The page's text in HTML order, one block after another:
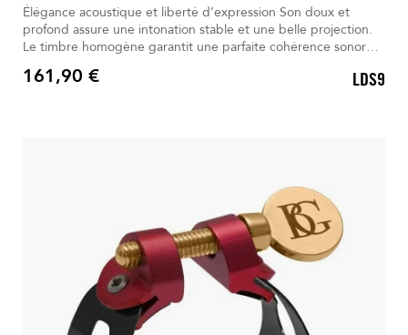
Élégance acoustique et liberté d’expression Son doux et
profond assure une intonation stable et une belle projection.
Le timbre homogène garantit une parfaite cohérence sonore.
grandes salles. La finition or rose élégante favorise une
Prix
161,90 € LDS9